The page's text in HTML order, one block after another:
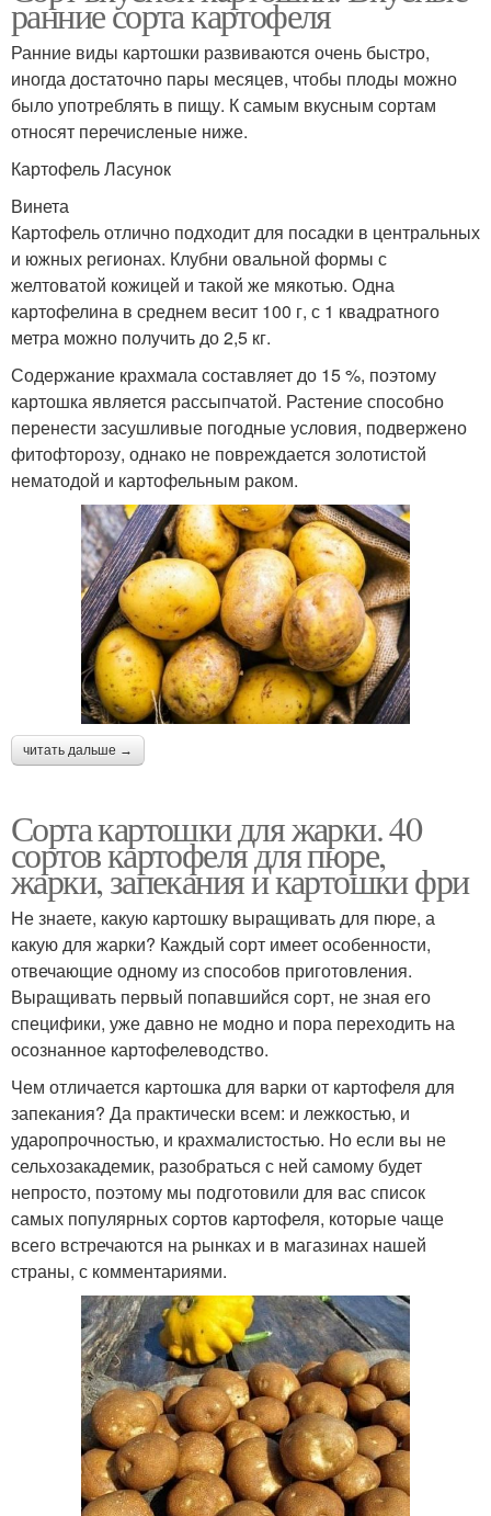
ранние сорта картофеля
Ранние виды картошки развиваются очень быстро,
иногда достаточно пары месяцев, чтобы плоды можно
было употреблять в пищу. К самым вкусным сортам
относят перечисленые ниже.
Картофель Ласунок
Винета
Картофель отлично подходит для посадки в центральных
и южных регионах. Клубни овальной формы с
желтоватой кожицей и такой же мякотью. Одна
картофелина в среднем весит 100 г, с 1 квадратного
метра можно получить до 2,5 кг.
Содержание крахмала составляет до 15 %, поэтому
картошка является рассыпчатой. Растение способно
перенести засушливые погодные условия, подвержено
фитофторозу, однако не повреждается золотистой
нематодой и картофельным раком.
читать дальше →
Сорта картошки для жарки. 40
сортов картофеля для пюре,
жарки, запекания и картошки фри
Не знаете, какую картошку выращивать для пюре, а
какую для жарки? Каждый сорт имеет особенности,
отвечающие одному из способов приготовления.
Выращивать первый попавшийся сорт, не зная его
специфики, уже давно не модно и пора переходить на
осознанное картофелеводство.
Чем отличается картошка для варки от картофеля для
запекания? Да практически всем: и лежкостью, и
ударопрочностью, и крахмалистостью. Но если вы не
сельхозакадемик, разобраться с ней самому будет
непросто, поэтому мы подготовили для вас список
самых популярных сортов картофеля, которые чаще
всего встречаются на рынках и в магазинах нашей
страны, с комментариями.